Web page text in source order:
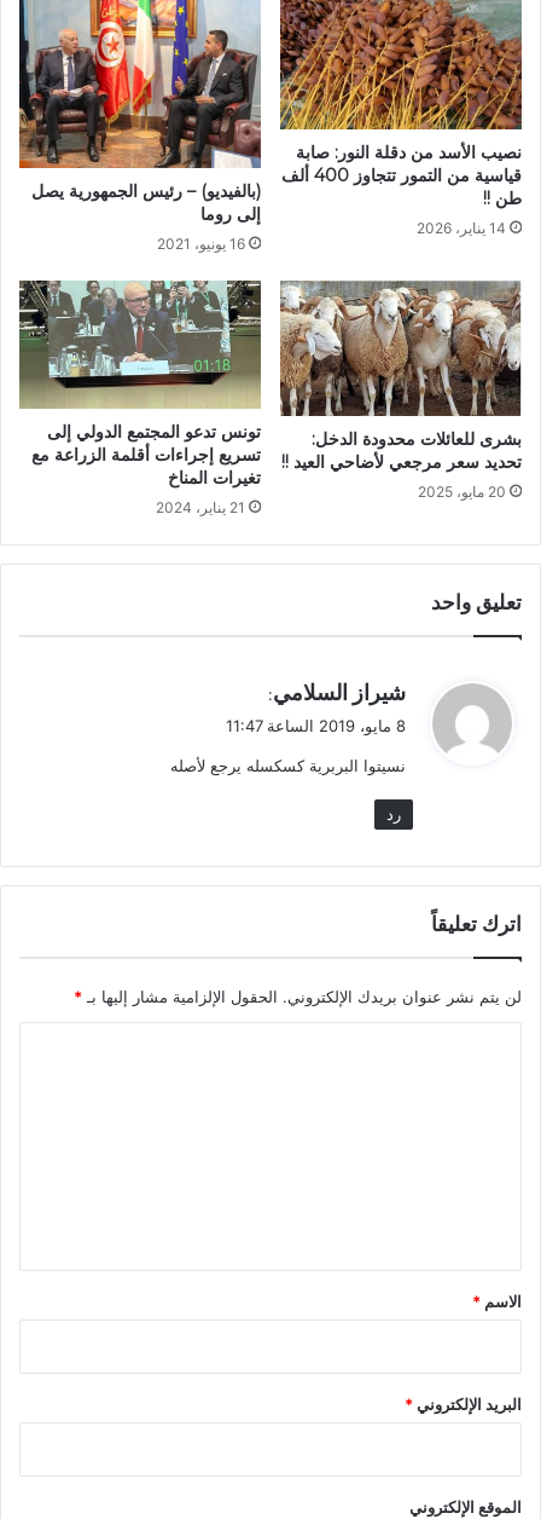
نصيب الأسد من دقلة النور: صابة
قياسية من التمور تتجاوز 400 ألف
طن !!
14 يناير، 2026
(بالفيديو) – رئيس الجمهورية يصل
إلى روما
16 يونيو، 2021
بشرى للعائلات محدودة الدخل:
تحديد سعر مرجعي لأضاحي العيد !!
20 مايو، 2025
تونس تدعو المجتمع الدولي إلى
تسريع إجراءات أقلمة الزراعة مع
تغيرات المناخ
21 يناير، 2024
تعليق واحد
ي
ق
ل
شيراز السلامي:
8 مايو، 2019 الساعة 11:47
نسيتوا البربرية كسكسله يرجع لأصله
رد
اترك تعليقاً
لن يتم نشر عنوان بريدك الإلكتروني. الحقول الإلزامية مشار إليها بـ*
*
الاسم *
البريد الإلكتروني*
الموقع الإلكتروني